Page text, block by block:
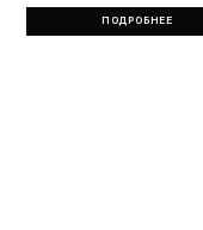
ПОДРОБНЕЕ